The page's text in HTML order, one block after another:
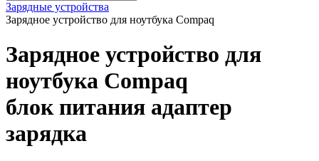
Зарядные устройства
Зарядное устройство для ноутбука Compaq
Зарядное устройство для
ноутбука Compaq
блок питания адаптер
зарядка